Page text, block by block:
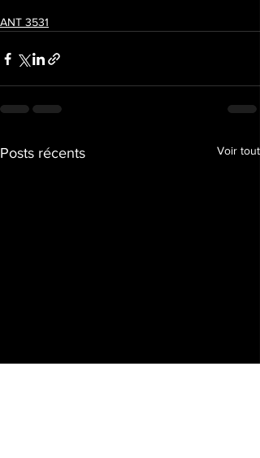
ANT 3531
Posts récents Voir tout